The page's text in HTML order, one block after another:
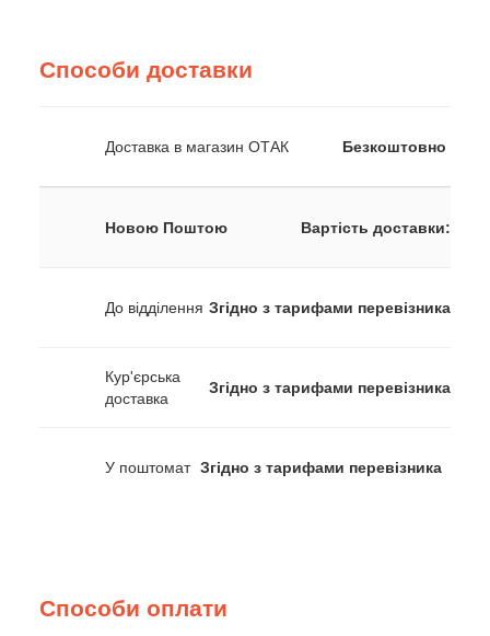
Способи доставки
Доставка в магазин ОТАК Безкоштовно
Новою Поштою Вартість доставки:
До відділення Згідно з тарифами перевізника
Кур'єрська
доставка
Згідно з тарифами перевізника
У поштомат Згідно з тарифами перевізника
Способи оплати